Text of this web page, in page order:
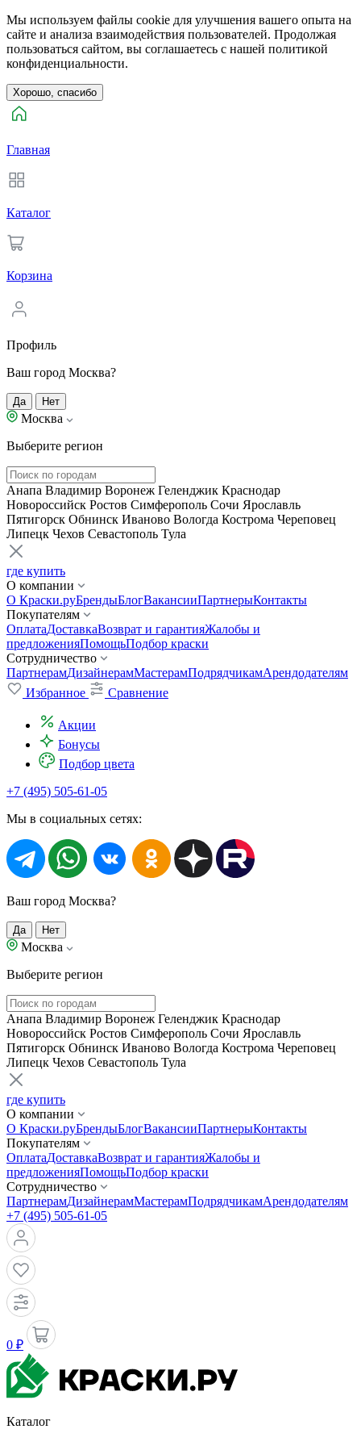
Мы используем файлы cookie для улучшения вашего опыта на
сайте и анализа взаимодействия пользователей. Продолжая
пользоваться сайтом, вы соглашаетесь с нашей политикой
конфиденциальности.
Хорошо, спасибо
Главная
Каталог
Корзина
Профиль
Ваш город Москва?
Да Нет
Москва
Выберите регион
Анапа Владимир Воронеж Геленджик Краснодар
Новороссийск Ростов Симферополь Сочи Ярославль
Пятигорск Обнинск Иваново Вологда Кострома Череповец
Липецк Чехов Севастополь Тула
где купить
О компании
О Краски.руБрендыБлогВакансииПартнерыКонтакты
Покупателям
ОплатаДоставкаВозврат и гарантияЖалобы и
предложенияПомощьПодбор краски
Сотрудничество
ПартнерамДизайнерамМастерамПодрядчикамАрендодателям
Избранное
Сравнение
Акции
Бонусы
Подбор цвета
+7 (495) 505-61-05
Мы в социальных сетях:
Ваш город Москва?
Да Нет
Москва
Выберите регион
Анапа Владимир Воронеж Геленджик Краснодар
Новороссийск Ростов Симферополь Сочи Ярославль
Пятигорск Обнинск Иваново Вологда Кострома Череповец
Липецк Чехов Севастополь Тула
где купить
О компании
О Краски.руБрендыБлогВакансииПартнерыКонтакты
Покупателям
ОплатаДоставкаВозврат и гарантияЖалобы и
предложенияПомощьПодбор краски
Сотрудничество
ПартнерамДизайнерамМастерамПодрядчикамАрендодателям
+7 (495) 505-61-05
0 ₽
Каталог